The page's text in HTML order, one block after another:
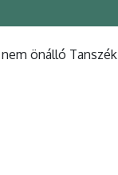
önálló Tanszék